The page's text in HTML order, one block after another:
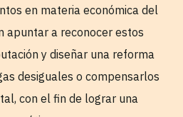
en materia económica del
apuntar a reconocer estos
y diseñar una reforma
desiguales o compensarlos
con el fin de lograr una